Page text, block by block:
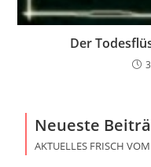
Der
Neueste
AKTUELLES FRISCH